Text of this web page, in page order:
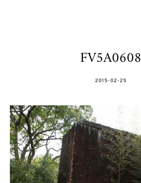
FV5A0608
POSTED
2015-02-25